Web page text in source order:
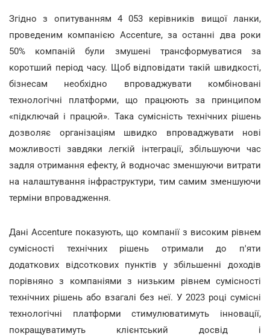
Згідно з опитуванням 4 053 керівників вищої ланки,
проведеним компанією Accenture, за останні два роки
50% компаній були змушені трансформуватися за
коротший період часу. Щоб відповідати такій швидкості,
бізнесам необхідно впроваджувати комбіновані
технологічні платформи, що працюють за принципом
«підключай і працюй». Така сумісність технічних рішень
дозволяє організаціям швидко впроваджувати нові
можливості завдяки легкій інтеграції, збільшуючи час
задля отримання ефекту, й водночас зменшуючи витрати
на налаштування інфраструктури, тим самим зменшуючи
терміни впровадження.
Дані Accenture показують, що компанії з високим рівнем
сумісності технічних рішень отримали до п'яти
додаткових відсоткових пунктів у збільшенні доходів
порівняно з компаніями з низьким рівнем сумісності
технічних рішень або взагалі без неї. У 2023 році сумісні
технологічні платформи стимулюватимуть інновації,
покращуватимуть клієнтський досвід і